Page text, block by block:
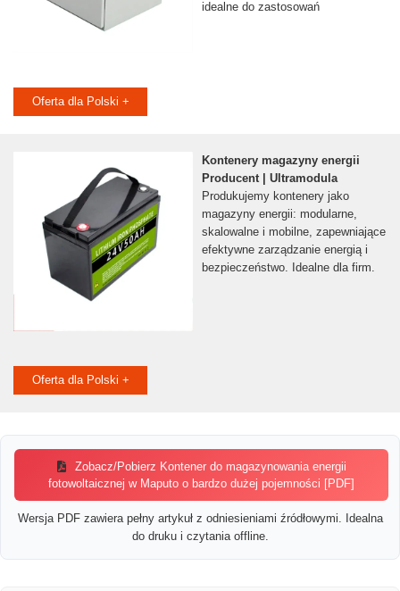
idealne do zastosowań
Oferta dla Polski +
Kontenery magazyny energii
Producent | Ultramodula
Produkujemy kontenery jako
magazyny energii: modularne,
skalowalne i mobilne, zapewniające
efektywne zarządzanie energią i
bezpieczeństwo. Idealne dla firm.
Oferta dla Polski +
Zobacz/Pobierz Kontener do magazynowania energii
fotowoltaicznej w Maputo o bardzo dużej pojemności [PDF]
Wersja PDF zawiera pełny artykuł z odniesieniami źródłowymi. Idealna
do druku i czytania offline.